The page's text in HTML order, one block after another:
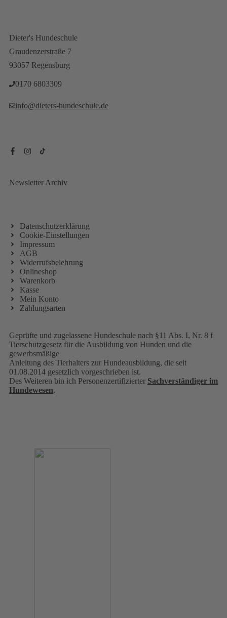
Dieter's Hundeschule
Graudenzerstraße 7
93057 Regensburg
0170 6803309‬
info@dieters-hundeschule.de
Newsletter Archiv
Datenschutzerklärung
Cookie-Einstellungen
Impressum
AGB
Widerrufsbelehrung
Onlineshop
Warenkorb
Kasse
Mein Konto
Zahlungsarten
Geprüfte und zugelassene Hundeschule nach §11 Abs. I, Nr. 8 f
Tierschutzgesetz für die Ausbildung von Hunden und die
gewerbsmäßige
Anleitung des Tierhalters zur Hundeausbildung, die seit
01.08.2014 gesetzlich vorgeschrieben ist.
Des Weiteren bin ich Personenzertifizierter Sachverständiger im
Hundewesen.